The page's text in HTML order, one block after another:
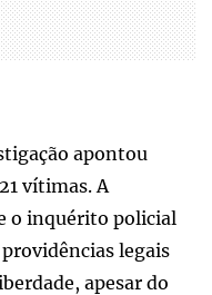
apontou
vítimas. A
o inquérito policial
legais
apesar do